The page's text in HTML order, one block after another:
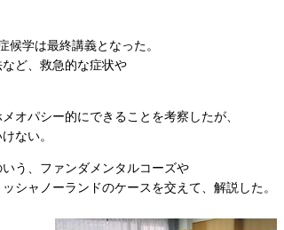
学は最終講義となった。
ど、救急的な症状や
オパシー的にできることを考察したが、
ない。
う、ファンダメンタルコーズや
シャノーランドのケースを交えて、解説した。